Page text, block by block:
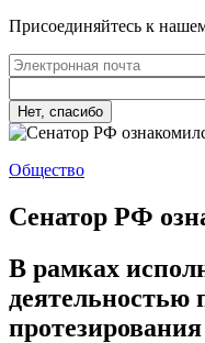
Присоединяйтесь к
Нет, спасибо
Общество
Сенатор РФ
В рамках
деятельностью